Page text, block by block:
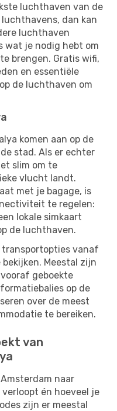
luchthaven van de
dan kan
luchthaven
wat je nodig hebt om
brengen. Gratis wifi,
en essentiële
de luchthaven om
komen aan op de
stad. Als er echter
slim om te
vlucht landt.
met je bagage, is
te regelen:
lokale simkaart
de luchthaven.
transportopties vanaf
Meestal zijn
geboekte
op de
over de meest
te bereiken.
van
naar
én hoeveel je
zijn er meestal